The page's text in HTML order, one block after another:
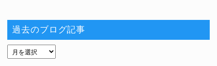
過去のブログ記事